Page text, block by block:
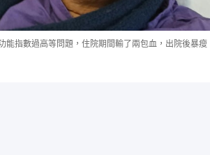
能指數過高等問題，住院期間輸了兩包血，出院後暴瘦